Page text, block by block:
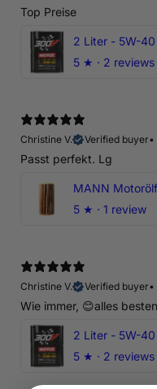
Top Preise
5 ★ · 2 reviews
Christine V.
Verified buyer•
Passt perfekt. Lg
5 ★ · 1 review
Christine V.
Verified buyer•
Wie immer, 😊alles
5 ★ · 2 reviews